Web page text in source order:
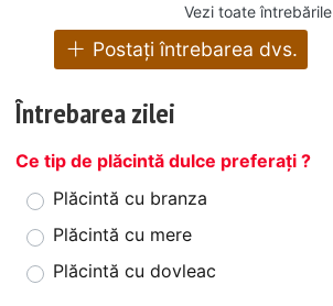
Vezi toate întrebările
Postați întrebarea dvs.
Întrebarea zilei
Ce tip de plăcintă dulce preferați ?
Plăcintă cu branza
Plăcintă cu mere
Plăcintă cu dovleac